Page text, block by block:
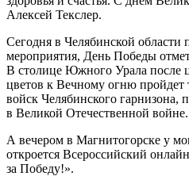
Алексей Текслер.
Сегодня в Челябинской области
мероприятия, День Победы
В столице Южного Урала после
цветов к Вечному огню пройдет
войск Челябинского
в Великой Отечественной войне.
А вечером в Магнитогорске у
откроется Всероссийский
за Победу!».